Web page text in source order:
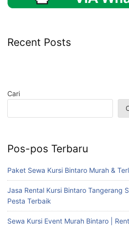
Recent Posts
Cari
Pos-pos Terbaru
Paket Sewa Kursi Bintaro Murah &
Jasa Rental Kursi Bintaro Tangerang
Pesta Terbaik
Sewa Kursi Event Murah Bintaro |